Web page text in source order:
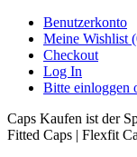
Benutzerkonto
Meine Wishlist
Checkout
Log In
Bitte einloggen
Caps Kaufen ist der
Fitted Caps | Flexfit